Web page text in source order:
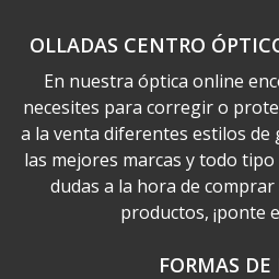
OLLADAS CENTRO
En nuestra óptica online
necesites para corregir o
a la venta diferentes estilos de
las mejores marcas y todo tipo
dudas a la hora de
productos, ¡ponte
FORMAS DE